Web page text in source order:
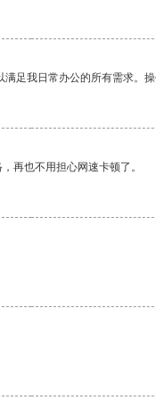
足我日常办公的所有需求。
再也不用担心网速卡顿了。